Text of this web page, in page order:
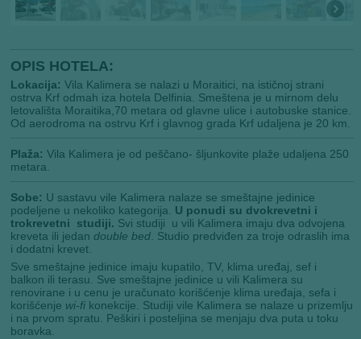
OPIS HOTELA:
Lokacija: Vila Kalimera se nalazi u Moraitici, na ističnoj strani
ostrva Krf odmah iza hotela Delfinia. Smeštena je u mirnom delu
letovališta Moraitika,70 metara od glavne ulice i autobuske stanice.
Od aerodroma na ostrvu Krf i glavnog grada Krf udaljena je 20 km.
Plaža: Vila Kalimera je od peščano- šljunkovite plaže udaljena 250
metara.
Sobe: U sastavu vile Kalimera nalaze se smeštajne jedinice
podeljene u nekoliko kategorija. U ponudi su dvokrevetni i
trokrevetni studiji. Svi studiji u vili Kalimera imaju dva odvojena
kreveta ili jedandouble bed. Studio predviđen za troje odraslih ima
i dodatni krevet.
Sve smeštajne jedinice imaju kupatilo, TV, klima uređaj, sef i
balkon ili terasu. Sve smeštajne jedinice u vili Kalimera su
renovirane i u cenu je uračunato korišćenje klima uređaja, sefa i
korišćenje wi-fi konekcije. Studiji vile Kalimera se nalaze u prizemlju
i na prvom spratu. Peškiri i posteljina se menjaju dva puta u toku
boravka.